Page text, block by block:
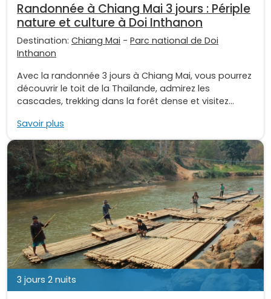
Randonnée à Chiang Mai 3 jours : Périple
nature et culture à Doi Inthanon
Destination: Chiang Mai - Parc national de Doi
Inthanon
Avec la randonnée 3 jours à Chiang Mai, vous pourrez
découvrir le toit de la Thaïlande, admirez les
cascades, trekking dans la forêt dense et visitez...
Savoir plus
3 jours 2 nuits